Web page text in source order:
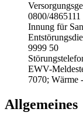
0800/4865111
Innung für
9999 50
EWV-
7070; Wärme
Allgemeines